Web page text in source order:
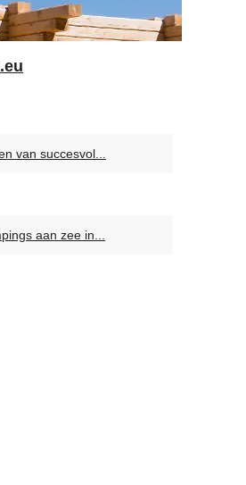
van succesvol...
aan zee in...